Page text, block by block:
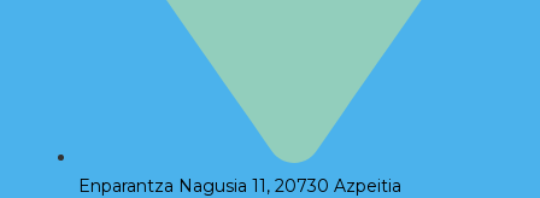
Enparantza Nagusia 11, 20730 Azpeitia